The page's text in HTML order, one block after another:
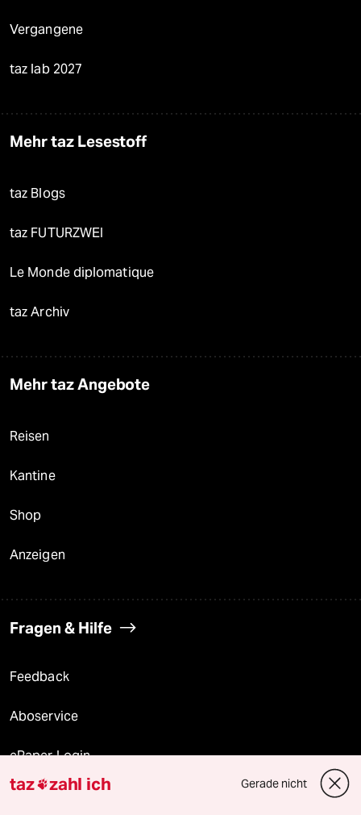
Vergangene
taz lab 2027
Mehr taz Lesestoff
taz Blogs
taz FUTURZWEI
Le Monde diplomatique
taz Archiv
Mehr taz Angebote
Reisen
Kantine
Shop
Anzeigen
Fragen & Hilfe
Feedback
Aboservice
ePaper Login
Downloads für Abonnierende
taz zahl ich Gerade nicht